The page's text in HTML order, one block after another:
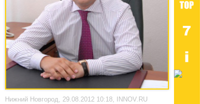
Нижний Новгород, 29.08.2012 10:18, INNOV.RU